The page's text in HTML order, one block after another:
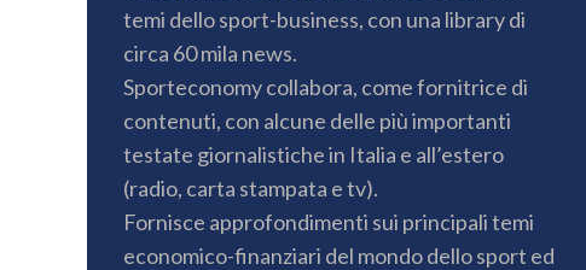
temi dello sport-business, con una library di
circa 60 mila news.
Sporteconomy collabora, come fornitrice di
contenuti, con alcune delle più importanti
testate giornalistiche in Italia e all’estero
(radio, carta stampata e tv).
Fornisce approfondimenti sui principali temi
economico-finanziari del mondo dello sport ed